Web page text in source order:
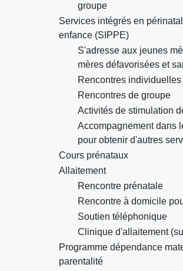
groupe
Services intégrés en
enfance (SIPPE)
S'adresse aux jeunes
mères défavorisées et
Rencontres individuelles
Rencontres de groupe
Activités de stimulation
Accompagnement dans
pour obtenir d'autres
Cours prénataux
Allaitement
Rencontre prénatale
Rencontre à domicile
Soutien téléphonique
Clinique d'allaitement
Programme dépendance
parentalité